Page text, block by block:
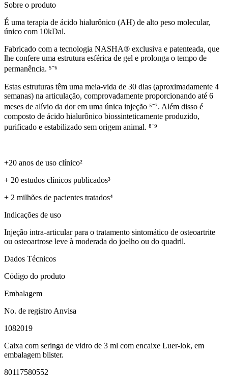
Sobre o produto
É uma terapia de ácido hialurônico (AH) de alto peso molecular,
único com 10kDal.
Fabricado com a tecnologia NASHA® exclusiva e patenteada, que
lhe confere uma estrutura esférica de gel e prolonga o tempo de
permanência. ⁵⁻⁶
Estas estruturas têm uma meia-vida de 30 dias (aproximadamente 4
semanas) na articulação, comprovadamente proporcionando até 6
meses de alívio da dor em uma única injeção ⁵⁻⁷. Além disso é
composto de ácido hialurônico biossinteticamente produzido,
purificado e estabilizado sem origem animal. ⁸⁻⁹
+20 anos de uso clínico²
+ 20 estudos clínicos publicados³
+ 2 milhões de pacientes tratados⁴
Indicações de uso
Injeção intra-articular para o tratamento sintomático de osteoartrite
ou osteoartrose leve à moderada do joelho ou do quadril.
Dados Técnicos
Código do produto
Embalagem
No. de registro Anvisa
1082019
Caixa com seringa de vidro de 3 ml com encaixe Luer-lok, em
embalagem blister.
80117580552